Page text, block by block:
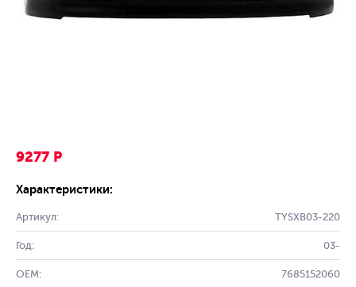
9277 Р
Характеристики:
Артикул: TYSXB03-220
Год: 03-
OEM: 7685152060